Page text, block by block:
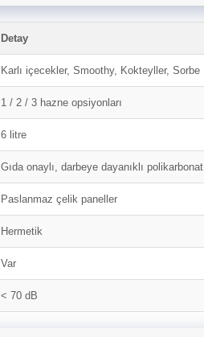
Detay
Karlı içecekler, Smoothy, Kokteyller, Sorbe
1 / 2 / 3 hazne opsiyonları
6 litre
Gıda onaylı, darbeye dayanıklı polikarbonat
Paslanmaz çelik paneller
Hermetik
Var
< 70 dB